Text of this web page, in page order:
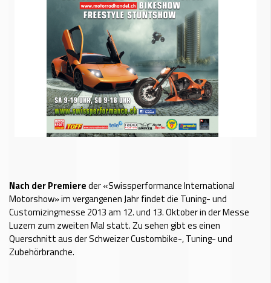
Nach der Premiereder «Swissperformance International
Motorshow» im vergangenen Jahr findet die Tuning- und
Customizingmesse 2013 am 12. und 13. Oktober in der Messe
Luzern zum zweiten Mal statt. Zu sehen gibt es einen
Querschnitt aus der Schweizer Custombike-, Tuning- und
Zubehörbranche.